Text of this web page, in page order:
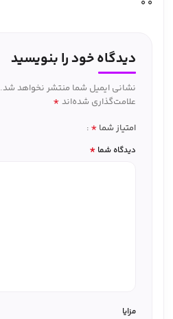
0
0
دیدگاه خود را بنویسید
نشانی ایمیل شما منتشر نخواهد شد.
علامت‌گذاری شده‌اند *
امتیاز شما *
دیدگاه شما *
مزایا